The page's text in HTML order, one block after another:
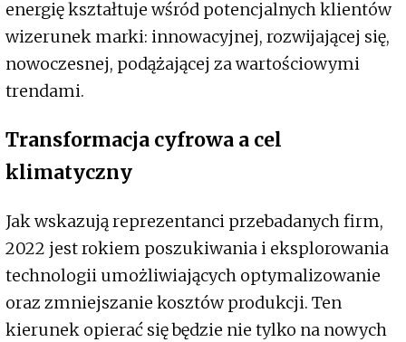
energię kształtuje wśród potencjalnych klientów
wizerunek marki: innowacyjnej, rozwijającej się,
nowoczesnej, podążającej za wartościowymi
trendami.
Transformacja cyfrowa a cel
klimatyczny
Jak wskazują reprezentanci przebadanych firm,
2022 jest rokiem poszukiwania i eksplorowania
technologii umożliwiających optymalizowanie
oraz zmniejszanie kosztów produkcji. Ten
kierunek opierać się będzie nie tylko na nowych